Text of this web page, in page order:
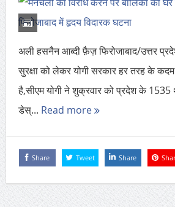
अली हसनैन आब्दी फ़ैज़ फिरोजाबाद/उत्तर
सुरक्षा को लेकर योगी सरकार हर तरह के
है,सीएम योगी ने शुक्रवार को प्रदेश के 1535
डेस्... Read more
Share Tweet Share